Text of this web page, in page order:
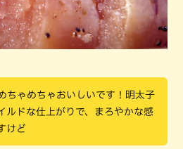
ちゃめちゃおいしいです！明太子
ルドな仕上がりで、まろやかな感
けど